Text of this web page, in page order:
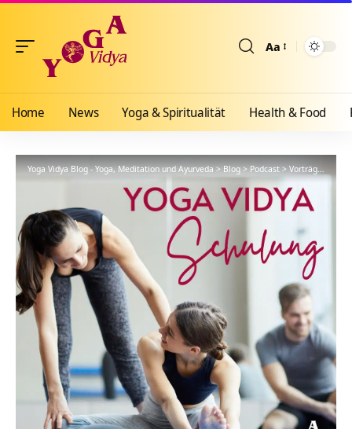
Aa
Home News Yoga & Spiritualität Health & Food
Yoga Vidya Blog - Yoga, Meditation und Ayurveda>Blog>Podcast>Vorträge >